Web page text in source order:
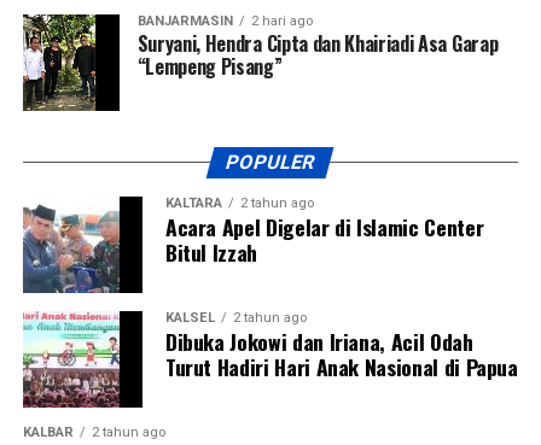
BANJARMASIN 2 hari ago
Suryani, Hendra Cipta dan Khairiadi Asa Garap
“Lempeng Pisang”
POPULER
KALTARA 2 tahun ago
Acara Apel Digelar di Islamic Center
Bitul Izzah
KALSEL 2 tahun ago
Dibuka Jokowi dan Iriana, Acil Odah
Turut Hadiri Hari Anak Nasional di Papua
KALBAR 2 tahun ago